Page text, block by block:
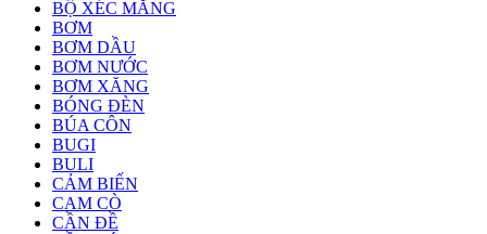
BỘ XÉC MĂNG
BƠM
BƠM DẦU
BƠM NƯỚC
BƠM XĂNG
BÓNG ĐÈN
BÚA CÔN
BUGI
BULI
CẢM BIẾN
CAM CÒ
CẦN ĐỀ